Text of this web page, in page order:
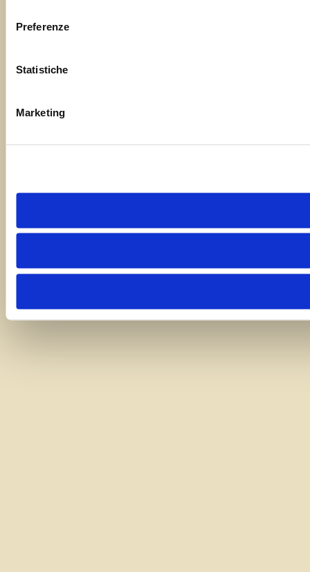
Preferenze
Statistiche
Marketing